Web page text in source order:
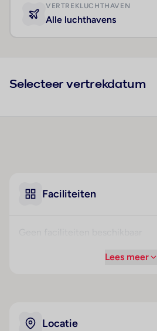
VERTREKLUCHTHAVEN
Alle luchthavens
Selecteer vertrekdatum
Faciliteiten
Lees meer
Locatie